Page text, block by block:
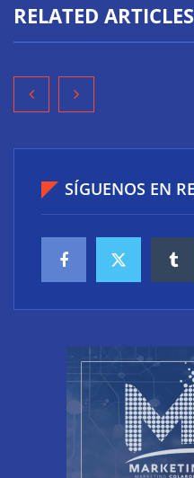
RELATED ARTICLES
accesos que no caducan
SÍGUENOS EN